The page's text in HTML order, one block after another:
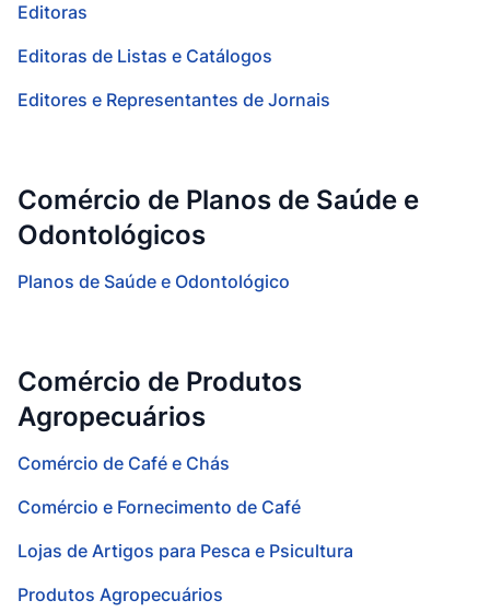
Editoras
Editoras de Listas e Catálogos
Editores e Representantes de Jornais
Comércio de Planos de Saúde e
Odontológicos
Planos de Saúde e Odontológico
Comércio de Produtos
Agropecuários
Comércio de Café e Chás
Comércio e Fornecimento de Café
Lojas de Artigos para Pesca e Psicultura
Produtos Agropecuários